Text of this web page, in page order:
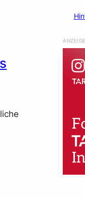
ANZEIGE